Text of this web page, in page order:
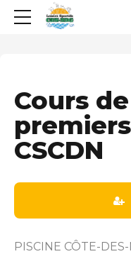
Cours
CSCDN
PISCINE CÔTE-